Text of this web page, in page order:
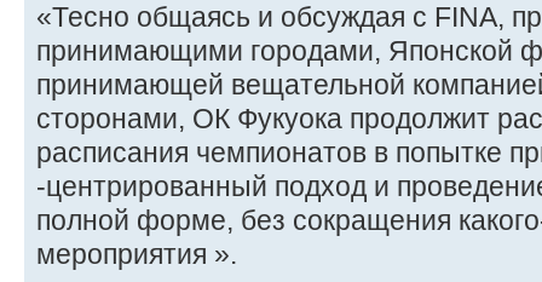
«Тесно общаясь и обсуждая с FINA,
принимающими городами, Японской
принимающей вещательной
сторонами, ОК Фукуока продолжит
расписания чемпионатов в попытке
-центрированный подход и
полной форме, без сокращения
мероприятия ».